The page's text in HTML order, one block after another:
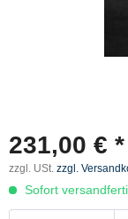
231,00 € *
zzgl. USt. zzgl.
Sofort